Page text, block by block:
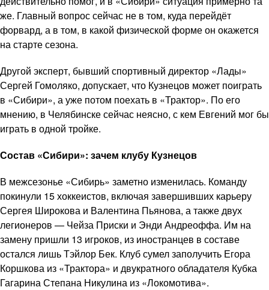
же. Главный вопрос сейчас не в том, куда перейдёт
форвард, а в том, в какой физической форме он окажется
на старте сезона.
Другой эксперт, бывший спортивный директор «Лады»
Сергей Гомоляко, допускает, что Кузнецов может поиграть
в «Сибири», а уже потом поехать в «Трактор». По его
мнению, в Челябинске сейчас неясно, с кем Евгений мог бы
играть в одной тройке.
Состав «Сибири»: зачем клубу Кузнецов
В межсезонье «Сибирь» заметно изменилась. Команду
покинули 15 хоккеистов, включая завершивших карьеру
Сергея Широкова и Валентина Пьянова, а также двух
легионеров — Чейза Приски и Энди Андреоффа. Им на
замену пришли 13 игроков, из иностранцев в составе
остался лишь Тэйлор Бек. Клуб сумел заполучить Егора
Коршкова из «Трактора» и двукратного обладателя Кубка
Гагарина Степана Никулина из «Локомотива».